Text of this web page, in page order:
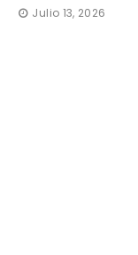
Julio 13, 2026